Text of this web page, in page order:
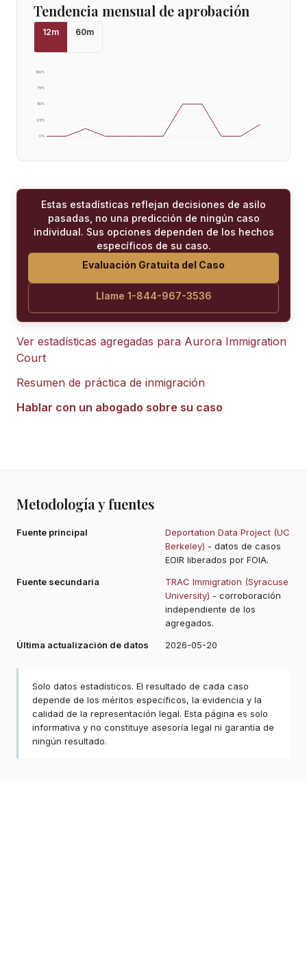
Tendencia mensual de aprobación
12m 60m
0%
25%
50%
75%
100%
Estas estadísticas reflejan decisiones de asilo
pasadas, no una predicción de ningún caso
individual. Sus opciones dependen de los hechos
específicos de su caso.
Evaluación Gratuita del Caso
Llame 1-844-967-3536
Ver estadísticas agregadas para Aurora Immigration
Court
Resumen de práctica de inmigración
Hablar con un abogado sobre su caso
Metodología y fuentes
Fuente principal
Deportation Data Project (UC
Berkeley) - datos de casos
EOIR liberados por FOIA.
Fuente secundaria
TRAC Immigration (Syracuse
University) - corroboración
independiente de los
agregados.
Última actualización de datos
2026-05-20
Solo datos estadísticos. El resultado de cada caso
depende de los méritos específicos, la evidencia y la
calidad de la representación legal. Esta página es solo
informativa y no constituye asesoría legal ni garantía de
ningún resultado.